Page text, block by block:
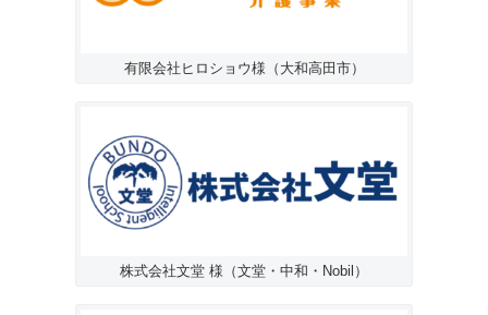
有限会社ヒロショウ様（大和高田市）
株式会社文堂 様（文堂・中和・Nobil）